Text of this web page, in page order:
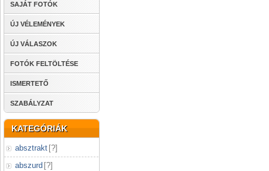
SAJÁT FOTÓK
ÚJ VÉLEMÉNYEK
ÚJ VÁLASZOK
FOTÓK FELTÖLTÉSE
ISMERTETŐ
SZABÁLYZAT
KATEGÓRIÁK
absztrakt [?]
abszurd [?]